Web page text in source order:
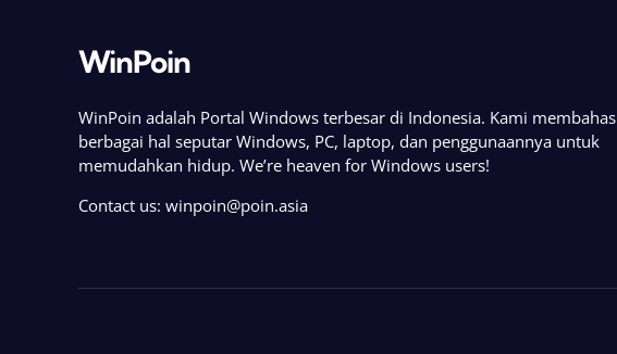
WinPoin
WinPoin adalah Portal Windows terbesar di Indonesia. Kami membahas
berbagai hal seputar Windows, PC, laptop, dan penggunaannya untuk
memudahkan hidup. We’re heaven for Windows users!
Contact us: winpoin@poin.asia